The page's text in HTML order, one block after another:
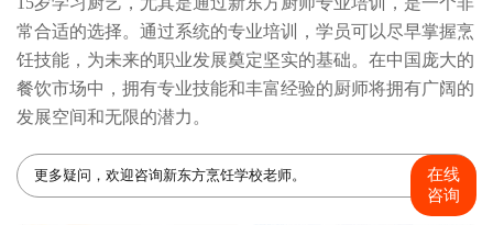
常合适的选择。通过系统的专业培训，学员可以尽早掌握烹
饪技能，为未来的职业发展奠定坚实的基础。在中国庞大的
餐饮市场中，拥有专业技能和丰富经验的厨师将拥有广阔的
发展空间和无限的潜力。
更多疑问，欢迎咨询新东方烹饪学校老师。
在线
咨询